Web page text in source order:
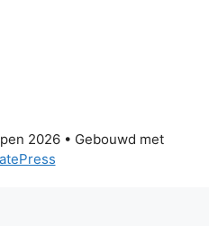
2026• Gebouwd met